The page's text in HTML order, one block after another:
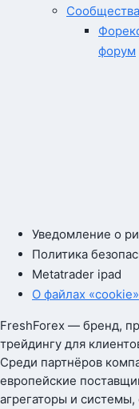
Сообщества
форум
Уведомление о
Политика
Metatrader ipad
О файлах «cookie»
FreshForex — бренд,
трейдингу для
Среди партнёров
европейские
агрегаторы и